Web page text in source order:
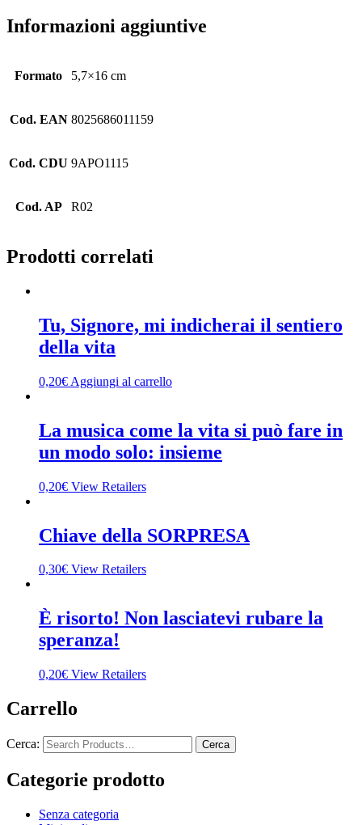
Informazioni aggiuntive
Formato 5,7×16 cm
Cod. EAN 8025686011159
Cod. CDU 9APO1115
Cod. AP R02
Prodotti correlati
Tu, Signore, mi indicherai il sentiero
della vita
0,20€ Aggiungi al carrello
La musica come la vita si può fare in
un modo solo: insieme
0,20€ View Retailers
Chiave della SORPRESA
0,30€ View Retailers
È risorto! Non lasciatevi rubare la
speranza!
0,20€ View Retailers
Carrello
Cerca:
Categorie prodotto
Senza categoria